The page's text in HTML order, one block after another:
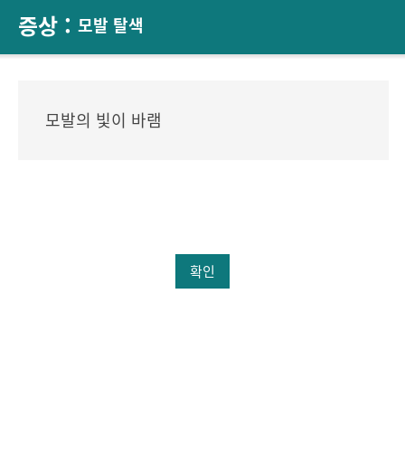
증상 : 모발 탈색
모발의 빛이 바램
확인